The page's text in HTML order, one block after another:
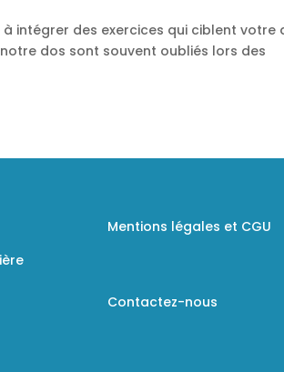
intégrer des exercices qui ciblent votre
dos sont souvent oubliés lors des
Mentions légales et CGU
Contactez-nous